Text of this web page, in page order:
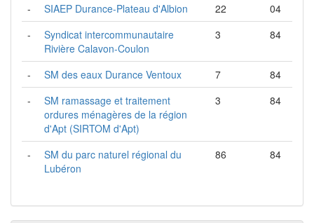
-
SIAEP Durance-Plateau d'Albion 22
04
-
Syndicat intercommunautaire
Rivière Calavon-Coulon
3 84
- SM des eaux Durance Ventoux 7
84
-
SM ramassage et traitement
ordures ménagères de la région
d'Apt (SIRTOM d'Apt)
3 84
-
SM du parc naturel régional du
Lubéron
86 84